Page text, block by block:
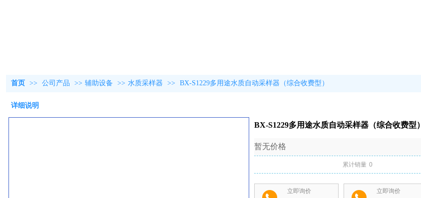
首页 >> 公司产品 >> 辅助设备 >> 水质采样器 >> BX-S1229多用途水质自动采样器（综合收费型）
详细说明
BX-S1229多用途水质自动采样器（综合收费型）
暂无价格
累计销量 0
立即询价 立即询价